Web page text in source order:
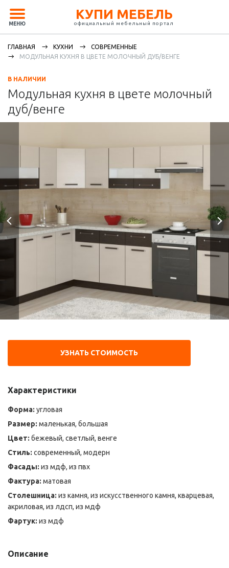
МЕНЮ
КУПИ МЕБЕЛЬ
официальный мебельный портал
ГЛАВНАЯ КУХНИ
СОВРЕМЕННЫЕ
МОДУЛЬНАЯ КУХНЯ В ЦВЕТЕ МОЛОЧНЫЙ ДУБ/ВЕНГЕ
В НАЛИЧИИ
Модульная кухня в цвете молочный
дуб/венге
УЗНАТЬ СТОИМОСТЬ
Характеристики
Форма: угловая
Размер: маленькая, большая
Цвет: бежевый, светлый, венге
Стиль: современный, модерн
Фасады: из мдф, из пвх
Фактура: матовая
Столешница: из камня, из искусственного камня, кварцевая,
акриловая, из лдсп, из мдф
Фартук: из мдф
Описание